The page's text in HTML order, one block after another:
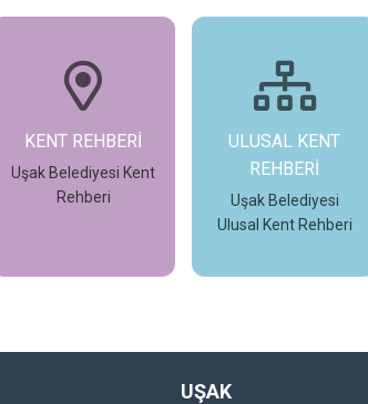
KENT REHBERİ
Uşak Belediyesi Kent
Rehberi
ULUSAL KENT
REHBERİ
Uşak Belediyesi
Ulusal Kent Rehberi
UŞAK